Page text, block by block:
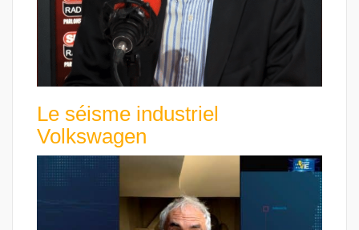
Le séisme industriel
Volkswagen